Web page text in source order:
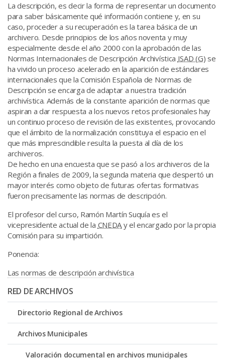
La descripción, es decir la forma de representar un documento
para saber básicamente qué información contiene y, en su
caso, proceder a su recuperación es la tarea básica de un
archivero. Desde principios de los años noventa y muy
especialmente desde el año 2000 con la aprobación de las
Normas Internacionales de Descripción Archivística ISAD (G) se
ha vivido un proceso acelerado en la aparición de estándares
internacionales que la Comisión Española de Normas de
Descripción se encarga de adaptar a nuestra tradición
archivística. Además de la constante aparición de normas que
aspiran a dar respuesta a los nuevos retos profesionales hay
un continuo proceso de revisión de las existentes, provocando
que el ámbito de la normalización constituya el espacio en el
que más imprescindible resulta la puesta al día de los
archiveros.
De hecho en una encuesta que se pasó a los archiveros de la
Región a finales de 2009, la segunda materia que despertó un
mayor interés como objeto de futuras ofertas formativas
fueron precisamente las normas de descripción.
El profesor del curso, Ramón Martín Suquía es el
vicepresidente actual de la CNEDAy el encargado por la propia
Comisión para su impartición.
Ponencia:
Las normas de descripción archivística
RED DE ARCHIVOS
Directorio Regional de Archivos
Archivos Municipales
Valoración documental en archivos municipales